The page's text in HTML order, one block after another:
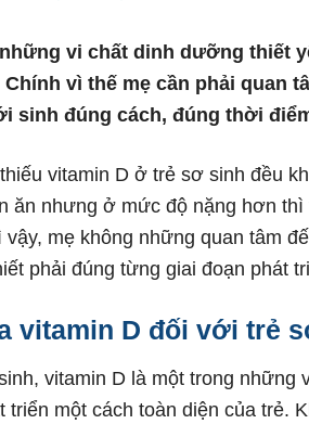
vi chất dinh dưỡng thiết
vì thế mẹ cần phải quan
sinh đúng cách, đúng thời
vitamin D ở trẻ sơ sinh đều
ăn nhưng ở mức độ nặng hơn
mẹ không những quan tâm
phải đúng từng giai đoạn phát
vitamin D đối với trẻ
vitamin D là một trong những
triển một cách toàn diện của trẻ.